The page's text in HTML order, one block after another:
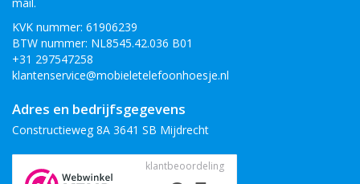
KVK nummer: 61906239
BTW nummer: NL8545.42.036 B01
+31 297547258
klantenservice@mobieletelefoonhoesje.nl
Adres en bedrijfsgegevens
Constructieweg 8A 3641 SB Mijdrecht